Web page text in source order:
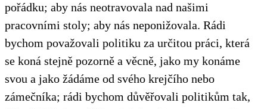
pořádku; aby nás neotravovala nad našimi
pracovními stoly; aby nás neponižovala. Rádi
bychom považovali politiku za určitou práci, která
se koná stejně pozorně a věcně, jako my konáme
svou a jako žádáme od svého krejčího nebo
zámečníka; rádi bychom důvěřovali politikům tak,